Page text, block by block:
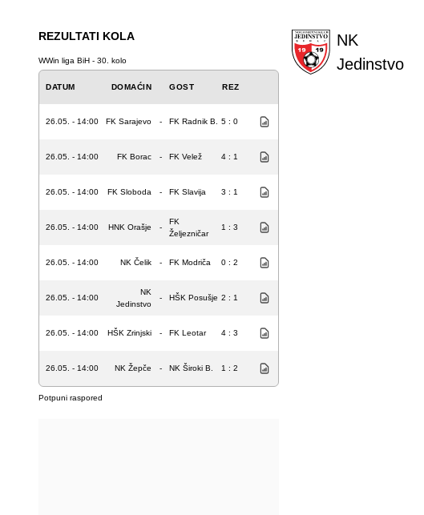
REZULTATI KOLA
WWin liga BiH - 30. kolo
DATUM DOMAĆIN GOST REZ
26.05. - 14:00 FK Sarajevo - FK Radnik B. 5 : 0
26.05. - 14:00 FK Borac - FK Velež 4 : 1
26.05. - 14:00 FK Sloboda - FK Slavija 3 : 1
26.05. - 14:00 HNK Orašje -
FK
Željezničar
1 : 3
26.05. - 14:00 NK Čelik - FK Modriča 0 : 2
26.05. - 14:00
NK
Jedinstvo
- HŠK Posušje 2 : 1
26.05. - 14:00 HŠK Zrinjski - FK Leotar 4 : 3
26.05. - 14:00 NK Žepče - NK Široki B. 1 : 2
Potpuni raspored
NK
Jedinstvo